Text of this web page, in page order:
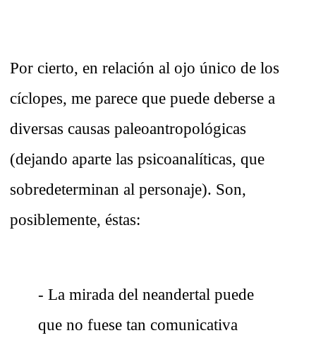
Por cierto, en relación al ojo único de los
cíclopes, me parece que puede deberse a
diversas causas paleoantropológicas
(dejando aparte las psicoanalíticas, que
sobredeterminan al personaje). Son,
posiblemente, éstas:
- La mirada del neandertal puede
que no fuese tan comunicativa